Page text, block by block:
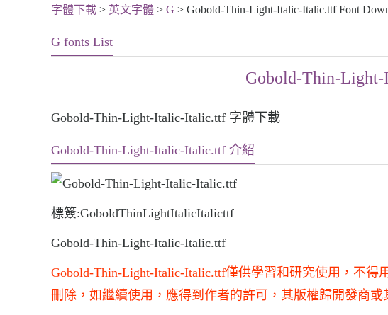
字體下載 > 英文字體 > G > Gobold-Thin-Light-Italic-Italic.ttf Font
G fonts List
Gobold-Thin-
Gobold-Thin-Light-Italic-Italic.ttf 字體下載
Gobold-Thin-Light-Italic-Italic.ttf 介紹
標簽:GoboldThinLightItalicItalicttf
Gobold-Thin-Light-Italic-Italic.ttf
Gobold-Thin-Light-Italic-Italic.ttf僅供學習和研究使用，不
刪除，如繼續使用，應得到作者的許可，其版權歸開發商或